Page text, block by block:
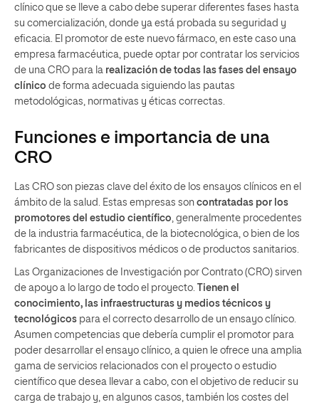
clínico que se lleve a cabo debe superar diferentes fases hasta
su comercialización, donde ya está probada su seguridad y
eficacia. El promotor de este nuevo fármaco, en este caso una
empresa farmacéutica, puede optar por contratar los servicios
de una CRO para la realización de todas las fases del ensayo
clínico de forma adecuada siguiendo las pautas
metodológicas, normativas y éticas correctas.
Funciones e importancia de una
CRO
Las CRO son piezas clave del éxito de los ensayos clínicos en el
ámbito de la salud. Estas empresas son contratadas por los
promotores del estudio científico , generalmente procedentes
de la industria farmacéutica, de la biotecnológica, o bien de los
fabricantes de dispositivos médicos o de productos sanitarios.
Las Organizaciones de Investigación por Contrato (CRO) sirven
de apoyo a lo largo de todo el proyecto. Tienen el
conocimiento, las infraestructuras y medios técnicos y
tecnológicos para el correcto desarrollo de un ensayo clínico.
Asumen competencias que debería cumplir el promotor para
poder desarrollar el ensayo clínico, a quien le ofrece una amplia
gama de servicios relacionados con el proyecto o estudio
científico que desea llevar a cabo, con el objetivo de reducir su
carga de trabajo y, en algunos casos, también los costes del